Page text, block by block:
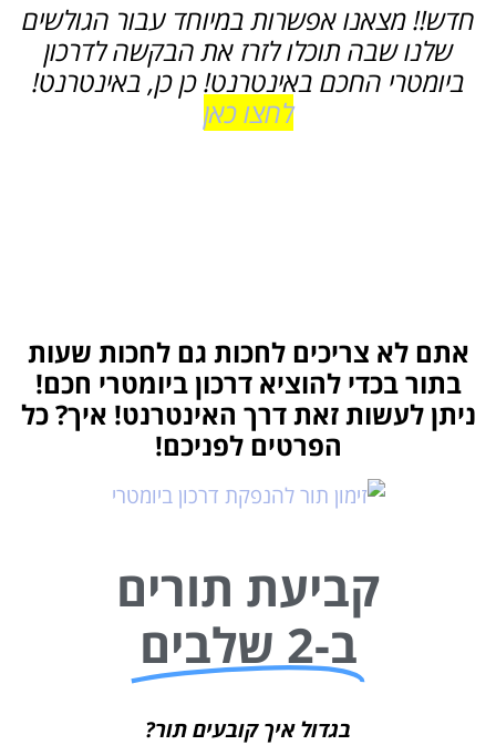
חדש!! מצאנו אפשרות במיוחד עבור הגולשים
שלנו שבה תוכלו לזרז את הבקשה לדרכון
ביומטרי החכם באינטרנט! כן כן, באינטרנט!
לחצו כאן
אתם לא צריכים לחכות גם לחכות שעות
בתור בכדי להוציא דרכון ביומטרי חכם!
ניתן לעשות זאת דרך האינטרנט! איך? כל
הפרטים לפניכם!
קביעת תורים
ב-2 שלבים
בגדול איך קובעים תור?